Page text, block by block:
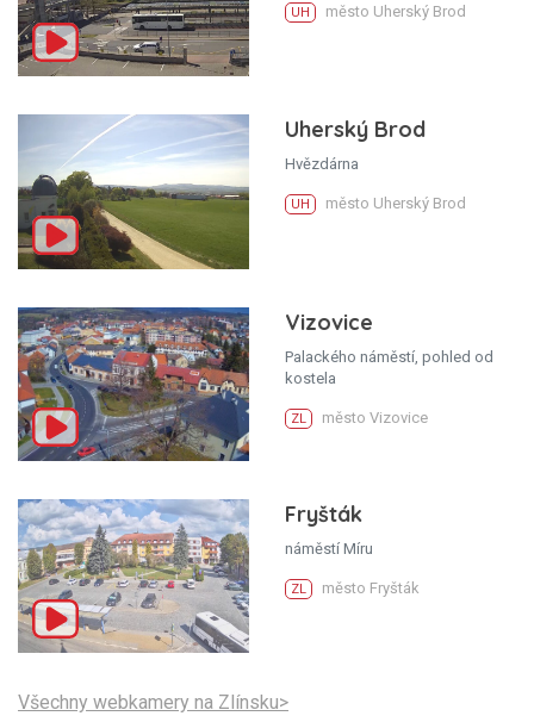
UH město Uherský Brod
Uherský Brod
Hvězdárna
UH město Uherský Brod
Vizovice
Palackého náměstí, pohled od
kostela
ZL město Vizovice
Fryšták
náměstí Míru
ZL město Fryšták
Všechny webkamery na Zlínsku>